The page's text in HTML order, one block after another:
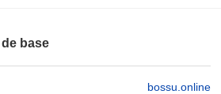
base
bossu.online